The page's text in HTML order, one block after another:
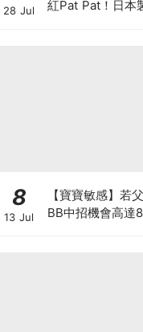
28 Jul
紅Pat Pat！日本
8
13 Jul
【寶寶敏感】若
BB中招機會高達